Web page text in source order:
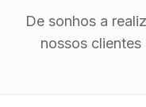
De sonhos a
nossos